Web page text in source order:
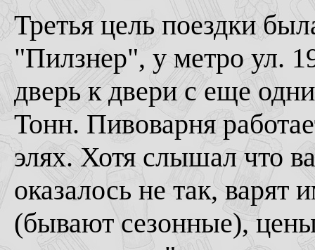
Третья цель поездки
"Пилзнер", у метро ул.
дверь к двери с еще
Тонн. Пивоварня
элях. Хотя слышал что
оказалось не так,
(бывают сезонные),